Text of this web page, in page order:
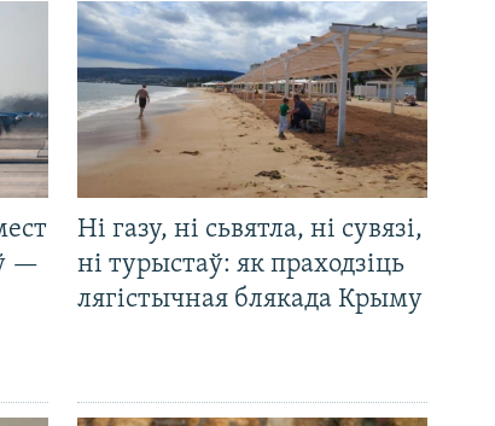
—
Ні газу, ні сьвятла, ні сувязі,
ні турыстаў: як праходзіць
лягістычная блякада Крыму